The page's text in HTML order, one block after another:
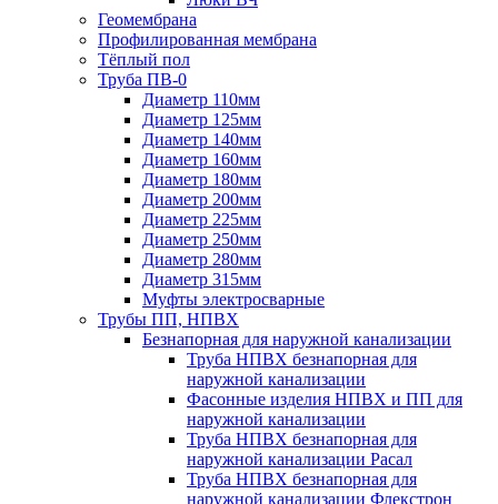
Геомембрана
Профилированная мембрана
Тёплый пол
Труба ПВ-0
Диаметр 110мм
Диаметр 125мм
Диаметр 140мм
Диаметр 160мм
Диаметр 180мм
Диаметр 200мм
Диаметр 225мм
Диаметр 250мм
Диаметр 280мм
Диаметр 315мм
Муфты электросварные
Трубы ПП, НПВХ
Безнапорная для наружной канализации
Труба НПВХ безнапорная для
наружной канализации
Фасонные изделия НПВХ и ПП для
наружной канализации
Труба НПВХ безнапорная для
наружной канализации Расал
Труба НПВХ безнапорная для
наружной канализации Флекстрон